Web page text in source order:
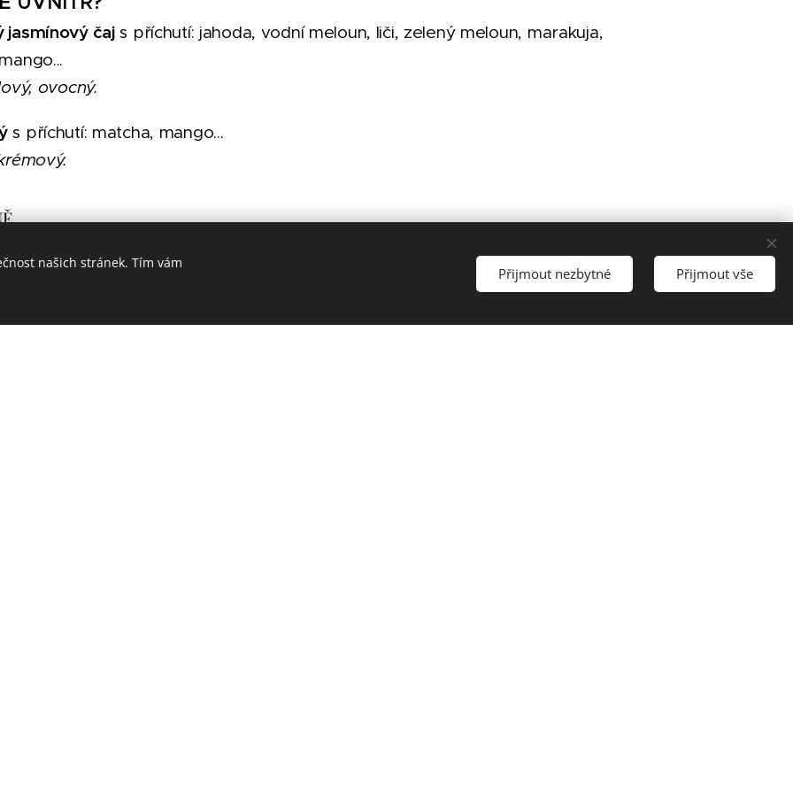
jasmínový čajs příchutí: jahoda, vodní meloun, liči, zelený meloun, marakuja,
ovocný.
s příchutí: matcha, mango...
kuličky:granátové jablko, jahoda, zelený meloun, liči, mango, broskev, banán, vodní
našich stránek. Tím vám
Přijmout nezbytné Přijmout vše